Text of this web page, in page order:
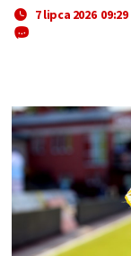
7 lipca 2026 09:29